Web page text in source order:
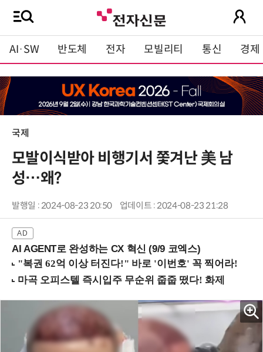
AI·SW 반도체 전자 모빌리티 통신 경제
국제
모발이식받아 비행기서 쫓겨난 美 남
성…왜?
발행일 : 2024-08-23 20:50 업데이트 : 2024-08-23 21:28
AI AGENT로 완성하는 CX 혁신 (9/9 코엑스)